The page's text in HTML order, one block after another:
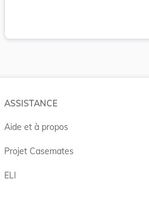
ASSISTANCE
Aide et à propos
Projet Casemates
ELI